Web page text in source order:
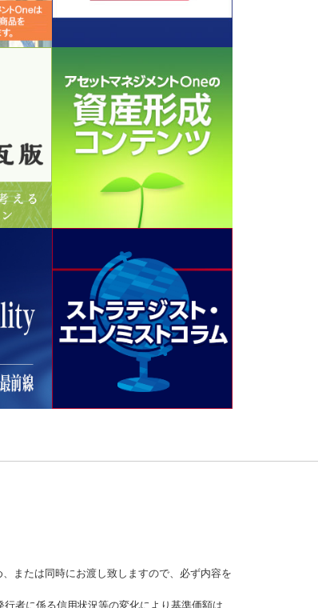
または同時にお渡し致しますので、必ず内容を
者に係る信用状況等の変化により基準価額は